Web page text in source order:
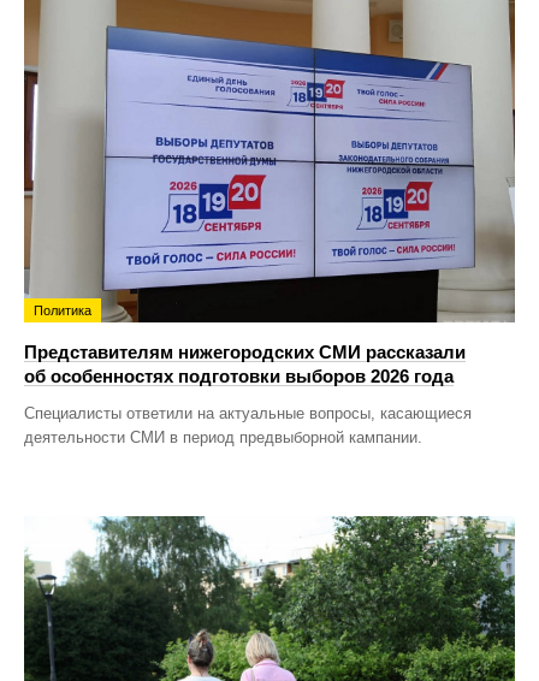
Политика
Представителям нижегородских СМИ рассказали
об особенностях подготовки выборов 2026 года
Специалисты ответили на актуальные вопросы, касающиеся
деятельности СМИ в период предвыборной кампании.